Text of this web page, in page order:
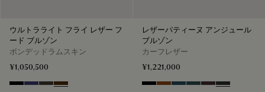
ウルトラライト フライ レザー フ
ード ブルゾン
ボンデッドラムスキン
¥1,050,500
NoirMarineBrown Taupe
Chocolate Brown
レザーパティーヌ アンジュール
ブルゾン
カーフレザー
¥1,221,000
Black Shade
Cacao Intenso
Meteorite
Light Nero Caviar
GrapesVerbena